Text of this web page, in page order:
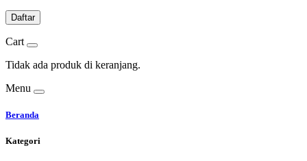
Daftar
Cart
Tidak ada produk di keranjang.
Menu
Beranda
Kategori